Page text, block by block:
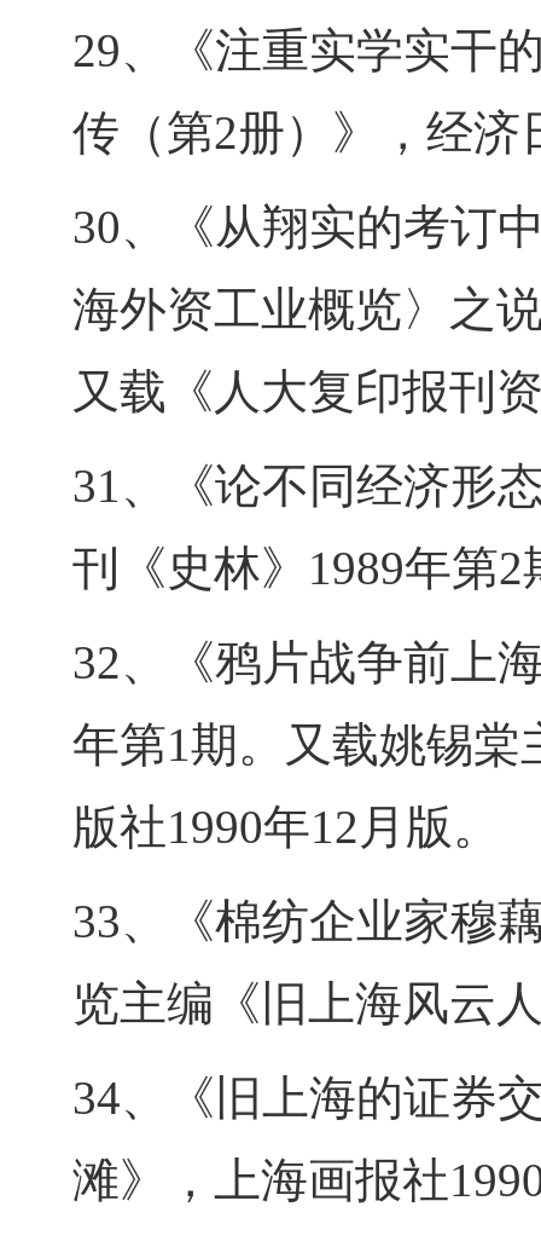
29、《注重实学实干
传（第2册）》，经济
30、《从翔实的考
海外资工业概览〉之
又载《人大复印报刊
31、《论不同经济形
刊《史林》1989年第
32、《鸦片战争前上
年第1期。又载姚锡
版社1990年12月版。
33、《棉纺企业家穆
览主编《旧上海风云
34、《旧上海的证券
滩》，上海画报社